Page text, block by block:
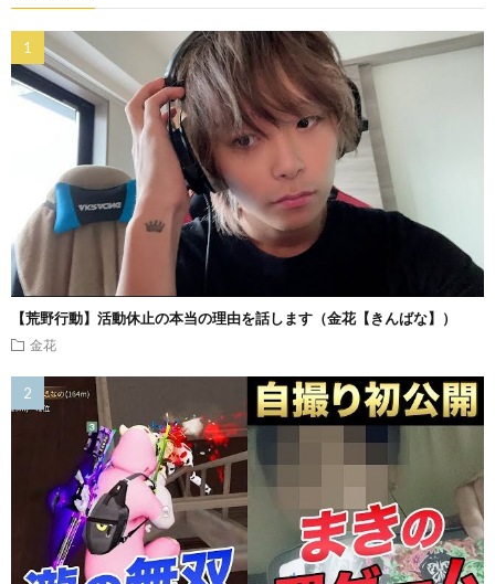
【荒野行動】活動休止の本当の理由を話します（金花【きんばな】）
金花